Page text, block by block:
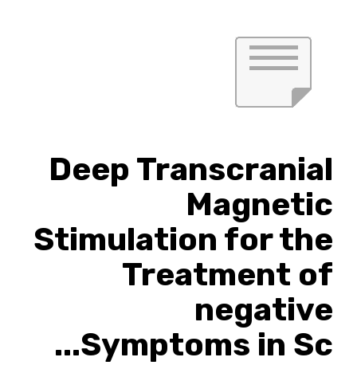
Deep Transcranial
Magnetic
Stimulation for the
Treatment of
negative
Symptoms in Sc...